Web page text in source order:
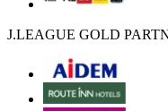
J.LEAGUE GOLD